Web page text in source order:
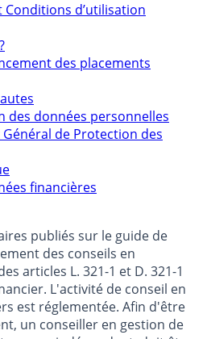
Conditions d’utilisation
des placements
des données personnelles
Général de Protection des
financières
publiés sur le guide de
des conseils en
articles L. 321-1 et D. 321-1
L'activité de conseil en
est réglementée. Afin d'être
un conseiller en gestion de